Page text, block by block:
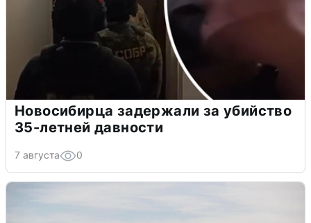
Новосибирца задержали за убийство
35-летней давности
7 августа 0